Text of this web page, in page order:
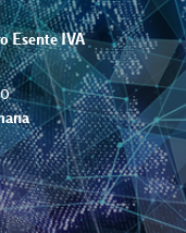
Esente IVA